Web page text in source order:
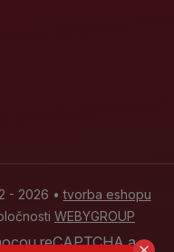
- 2026 •tvorba eshopu
WEBYGROUP
reCAPTCHA a